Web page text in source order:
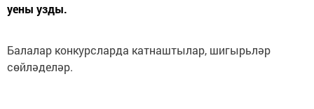
уены узды.
Балалар конкурсларда катнаштылар, шигырьләр
сөйләделәр.